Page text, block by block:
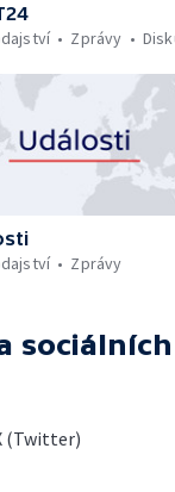
Zprávy
Zprávy
sociálních
(Twitter)